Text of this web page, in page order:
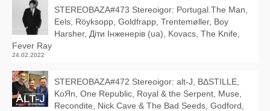
STEREOBAZA#473 Stereoigor: Portugal.The Man,
Eels, Röyksopp, Goldfrapp, Trentemøller, Boy
Harsher, Діти Інженерів (ua), Kovacs, The Knife,
Fever Ray
24.02.2022
STEREOBAZA#472 Stereoigor: alt‑J, BΔSTILLE,
KoЯn, One Republic, Royal & the Serpent, Muse,
Recondite, Nick Cave & The Bad Seeds, Godford,